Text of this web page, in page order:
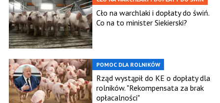
Cło na warchlaki i dopłaty do świń.
Co na to minister Siekierski?
POMOC DLA ROLNIKÓW
Rząd wystąpił do KE o dopłaty dla
rolników. "Rekompensata za brak
opłacalności"